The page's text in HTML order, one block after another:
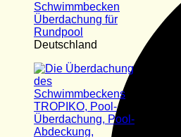
Deutschland